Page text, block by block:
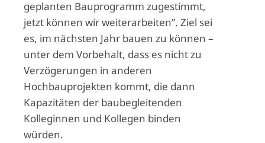
geplanten Bauprogramm zugestimmt,
jetzt können wir weiterarbeiten”. Ziel sei
es, im nächsten Jahr bauen zu können –
unter dem Vorbehalt, dass es nicht zu
Verzögerungen in anderen
Hochbauprojekten kommt, die dann
Kapazitäten der baubegleitenden
Kolleginnen und Kollegen binden
würden.